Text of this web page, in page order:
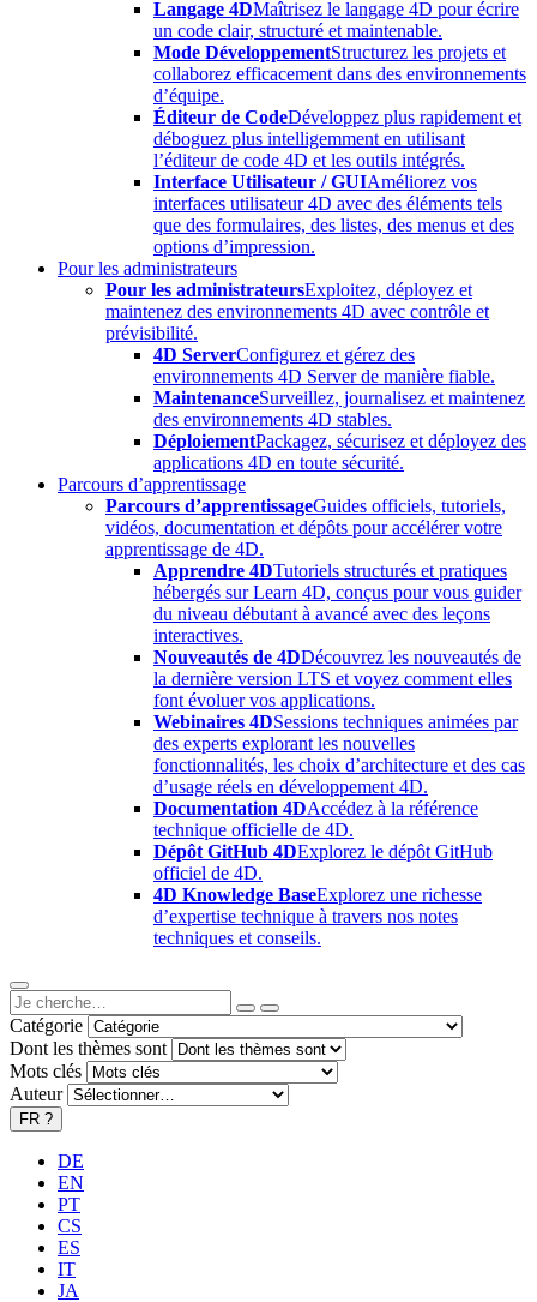
Langage 4DMaîtrisez le langage 4D pour écrire
un code clair, structuré et maintenable.
Mode DéveloppementStructurez les projets et
collaborez efficacement dans des environnements
d’équipe.
Éditeur de CodeDéveloppez plus rapidement et
déboguez plus intelligemment en utilisant
l’éditeur de code 4D et les outils intégrés.
Interface Utilisateur / GUIAméliorez vos
interfaces utilisateur 4D avec des éléments tels
que des formulaires, des listes, des menus et des
options d’impression.
Pour les administrateurs
Pour les administrateursExploitez, déployez et
maintenez des environnements 4D avec contrôle et
prévisibilité.
4D ServerConfigurez et gérez des
environnements 4D Server de manière fiable.
MaintenanceSurveillez, journalisez et maintenez
des environnements 4D stables.
DéploiementPackagez, sécurisez et déployez des
applications 4D en toute sécurité.
Parcours d’apprentissage
Parcours d’apprentissageGuides officiels, tutoriels,
vidéos, documentation et dépôts pour accélérer votre
apprentissage de 4D.
Apprendre 4DTutoriels structurés et pratiques
hébergés sur Learn 4D, conçus pour vous guider
du niveau débutant à avancé avec des leçons
interactives.
Nouveautés de 4DDécouvrez les nouveautés de
la dernière version LTS et voyez comment elles
font évoluer vos applications.
Webinaires 4DSessions techniques animées par
des experts explorant les nouvelles
fonctionnalités, les choix d’architecture et des cas
d’usage réels en développement 4D.
Documentation 4DAccédez à la référence
technique officielle de 4D.
Dépôt GitHub 4DExplorez le dépôt GitHub
officiel de 4D.
4D Knowledge BaseExplorez une richesse
d’expertise technique à travers nos notes
techniques et conseils.
Catégorie
Dont les thèmes sont
Mots clés
Auteur
FR ?
DE
EN
PT
CS
ES
IT
JA